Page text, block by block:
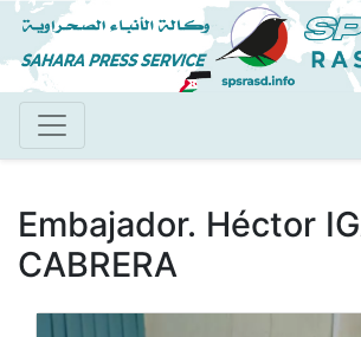
Pasar
al
contenido
Embajador. Héctor
CABRERA